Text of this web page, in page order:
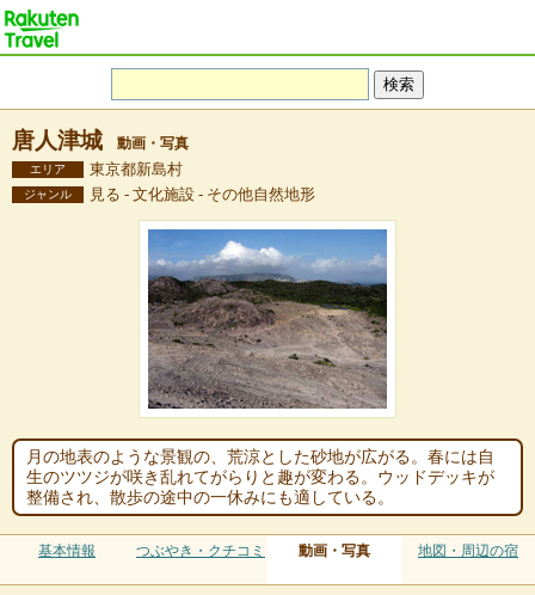
唐人津城 動画・写真
エリア 東京都新島村
ジャンル 見る - 文化施設 - その他自然地形
月の地表のような景観の、荒涼とした砂地が広がる。春には自
生のツツジが咲き乱れてがらりと趣が変わる。ウッドデッキが
整備され、散歩の途中の一休みにも適している。
基本情報 つぶやき・クチコミ 動画・写真 地図・周辺の宿